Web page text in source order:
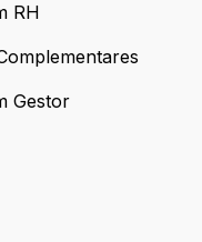
RH
RH
Complementares
Gestor
Gestor